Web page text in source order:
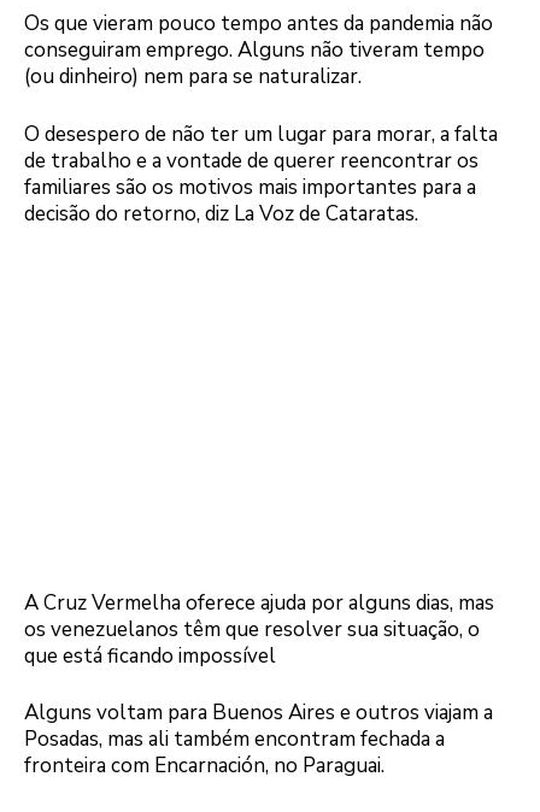
Os que vieram pouco tempo antes da pandemia não
conseguiram emprego. Alguns não tiveram tempo
(ou dinheiro) nem para se naturalizar.
O desespero de não ter um lugar para morar, a falta
de trabalho e a vontade de querer reencontrar os
familiares são os motivos mais importantes para a
decisão do retorno, diz La Voz de Cataratas.
A Cruz Vermelha oferece ajuda por alguns dias, mas
os venezuelanos têm que resolver sua situação, o
que está ficando impossível
Alguns voltam para Buenos Aires e outros viajam a
Posadas, mas ali também encontram fechada a
fronteira com Encarnación, no Paraguai.